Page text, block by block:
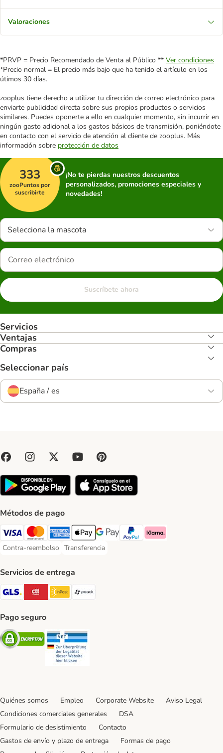
Valoraciones
*PRVP = Precio Recomendado de Venta al Público ** Ver condiciones
*Precio normal = El precio más bajo que ha tenido el artículo en los
útimos 30 días.
zooplus tiene derecho a utilizar tu dirección de correo electrónico para
enviarte publicidad directa sobre sus propios productos o servicios
similares. Puedes oponerte a ello en cualquier momento, sin incurrir en
ningún gasto adicional a los gastos básicos de transmisión, poniéndote
en contacto con el servicio de atención al cliente de zooplus. Más
información sobre protección de datos
333
zooPuntos por
suscribirte
¡No te pierdas nuestros descuentos
personalizados, promociones especiales y
novedades!
Selecciona la mascota
Suscríbete ahora
Servicios
Ventajas
Compras
Seleccionar país
España / es
Métodos de pago
Visa Payment Method
Mastercard Payment Method
American Express Payment Method
Apple Pay Payment Method
Google Pay Payment Method
PayPal Payment Method
Klarna Payment Method
Contra-reembolso
Contra-reembolso Payment Method
Transferencia
Transferencia Payment Method
Servicios de entrega
GLS Shipping Method
CTTExpress Shipping Method
InPost Shipping Method
paack Shipping Method
Pago seguro
Security
Quiénes somos Empleo Corporate Website
Aviso Legal
Condiciones comerciales generales
DSA
Formulario de desistimiento
Contacto
Gastos de envío y plazo de entrega
Formas de pago